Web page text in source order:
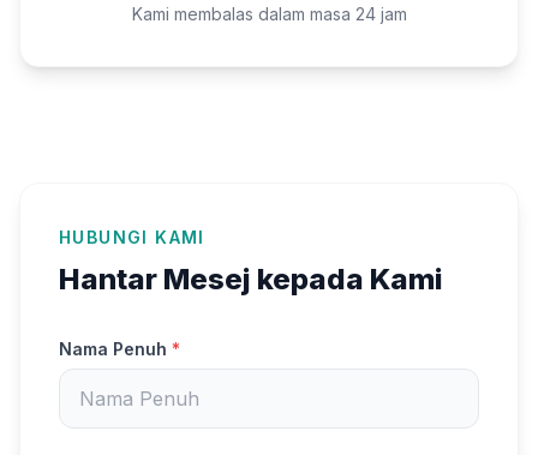
Kami membalas dalam masa 24 jam
HUBUNGI KAMI
Hantar Mesej kepada Kami
Nama Penuh *